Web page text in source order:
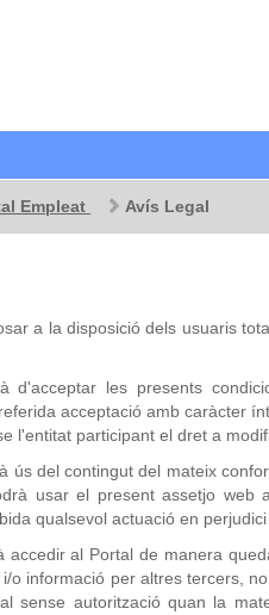
Empleat Avís Legal
a la disposició dels usuaris
d'acceptar les presents
acceptació amb caràcter
l'entitat participant el dret a
ús del contingut del mateix
usar el present assetjo
qualsevol actuació en
accedir al Portal de manera
o informació per altres tercers,
sense autorització quan la